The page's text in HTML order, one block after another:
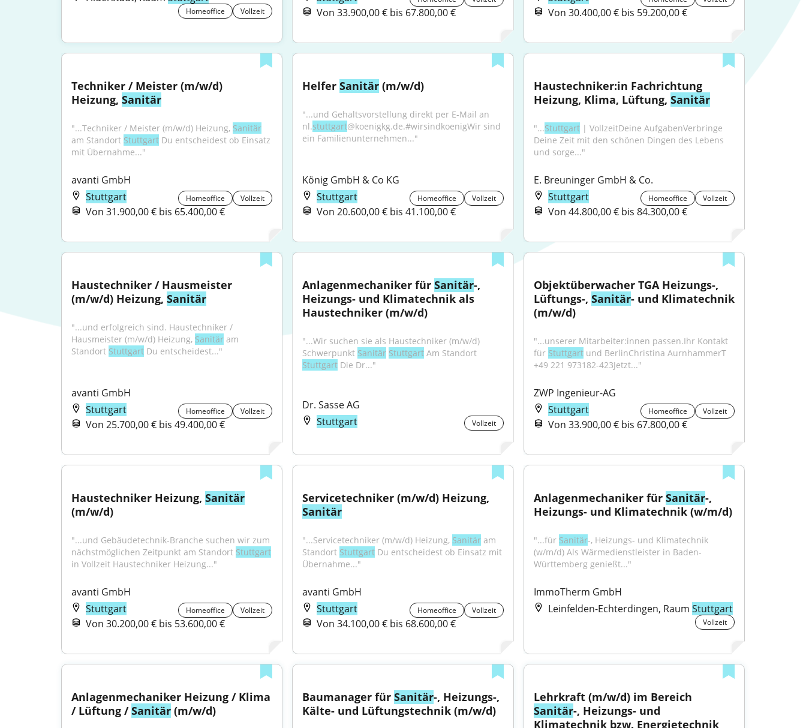
Homeoffice Vollzeit Von 33.900,00 € bis 67.800,00 € Von 30.400,00 € bis 59.200,00 €
Techniker / Meister (m/w/d)
Heizung, Sanitär
"...Techniker / Meister (m/w/d) Heizung, Sanitär
am Standort Stuttgart Du entscheidest ob Einsatz
mit Übernahme..."
avanti GmbH
Stuttgart
Homeoffice Vollzeit
Von 31.900,00 € bis 65.400,00 €
Helfer Sanitär (m/w/d)
"...und Gehaltsvorstellung direkt per E-Mail an
nl.stuttgart@koenigkg.de.#wirsindkoenigWir sind
ein Familienunternehmen..."
König GmbH & Co KG
Stuttgart
Homeoffice Vollzeit
Von 20.600,00 € bis 41.100,00 €
Haustechniker:in Fachrichtung
Heizung, Klima, Lüftung, Sanitär
"...Stuttgart | VollzeitDeine AufgabenVerbringe
Deine Zeit mit den schönen Dingen des Lebens
und sorge..."
E. Breuninger GmbH & Co.
Stuttgart
Homeoffice Vollzeit
Von 44.800,00 € bis 84.300,00 €
Haustechniker / Hausmeister
(m/w/d) Heizung, Sanitär
"...und erfolgreich sind. Haustechniker /
Hausmeister (m/w/d) Heizung, Sanitär am
Standort Stuttgart Du entscheidest..."
avanti GmbH
Stuttgart
Homeoffice Vollzeit
Von 25.700,00 € bis 49.400,00 €
Anlagenmechaniker für Sanitär-,
Heizungs- und Klimatechnik als
Haustechniker (m/w/d)
"...Wir suchen sie als Haustechniker (m/w/d)
Schwerpunkt Sanitär Stuttgart
Stuttgart Die Dr..."
Dr. Sasse AG
Stuttgart
Vollzeit
Objektüberwacher TGA Heizungs-,
Lüftungs-, Sanitär- und Klimatechnik
(m/w/d)
"...unserer Mitarbeiter:innen passen.Ihr Kontakt
für Stuttgart und BerlinChristina AurnhammerT
+49 221 973182-423Jetzt..."
ZWP Ingenieur-AG
Stuttgart
Homeoffice Vollzeit
Von 33.900,00 € bis 67.800,00 €
Haustechniker Heizung, Sanitär
(m/w/d)
"...und Gebäudetechnik-Branche suchen wir zum
nächstmöglichen Zeitpunkt am Standort Stuttgart
in Vollzeit Haustechniker Heizung..."
avanti GmbH
Stuttgart
Homeoffice Vollzeit
Von 30.200,00 € bis 53.600,00 €
Sanitär
"...Servicetechniker (m/w/d) Heizung, Sanitär am
Standort Stuttgart Du entscheidest ob Einsatz mit
Übernahme..."
avanti GmbH
Stuttgart
Homeoffice Vollzeit
Von 34.100,00 € bis 68.600,00 €
Anlagenmechaniker für Sanitär-,
Heizungs- und Klimatechnik (w/m/d)
"...für Sanitär-, Heizungs- und Klimatechnik
(w/m/d) Als Wärmedienstleister in Baden-
Württemberg genießt..."
ImmoTherm GmbH
Leinfelden-Echterdingen, Raum Stuttgart
Vollzeit
Anlagenmechaniker Heizung / Klima
/ Lüftung / Sanitär (m/w/d)
Baumanager für Sanitär-, Heizungs-,
Kälte- und Lüftungstechnik (m/w/d)
Sanitär-, Heizungs- und
Klimatechnik bzw. Energietechnik